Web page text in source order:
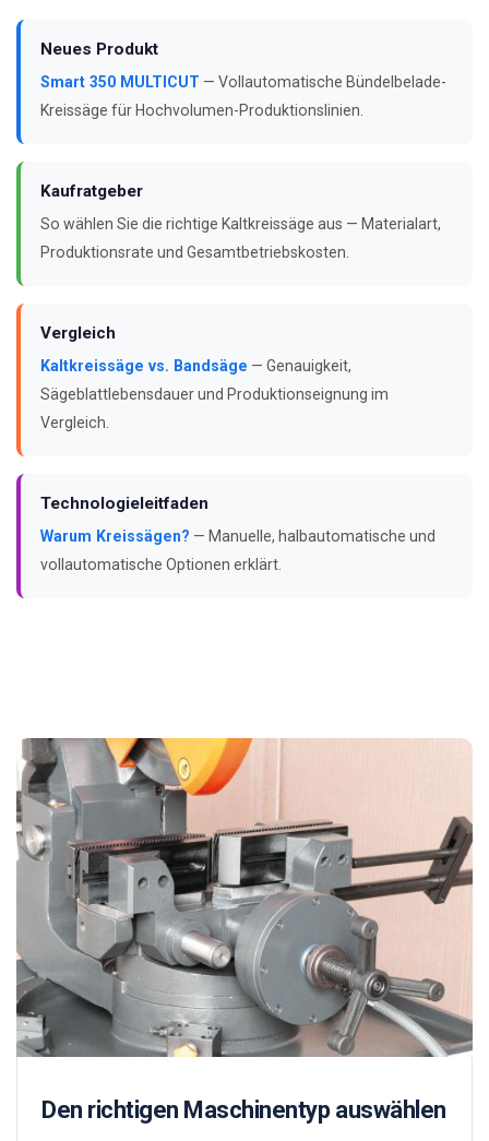
Neues Produkt
Smart 350 MULTICUT — Vollautomatische Bündelbelade-
Kreissäge für Hochvolumen-Produktionslinien.
Kaufratgeber
So wählen Sie die richtige Kaltkreissäge aus — Materialart,
Produktionsrate und Gesamtbetriebskosten.
Vergleich
Kaltkreissäge vs. Bandsäge — Genauigkeit,
Sägeblattlebensdauer und Produktionseignung im
Vergleich.
Technologieleitfaden
Warum Kreissägen? — Manuelle, halbautomatische und
vollautomatische Optionen erklärt.
Den richtigen Maschinentyp auswählen